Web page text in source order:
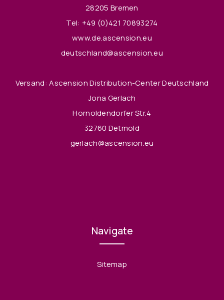
28205 Bremen
Tel: +49 (0)421 70893274
www.de.ascension.eu
deutschland@ascension.eu
Versand: Ascension Distribution-Center Deutschland
Jona Gerlach
Hornoldendorfer Str.4
32760 Detmold
gerlach@ascension.eu
Navigate
Sitemap